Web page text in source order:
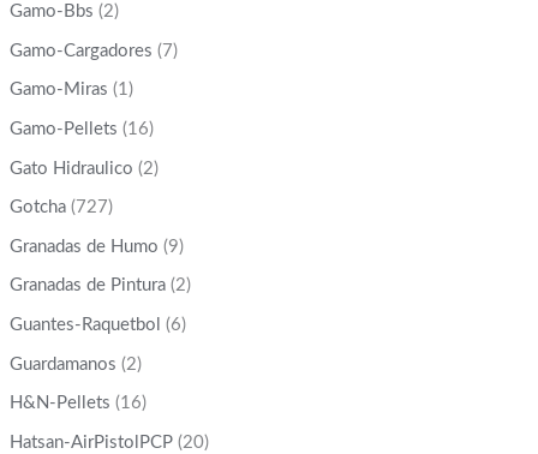
Gamo-Bbs (2)
Gamo-Cargadores (7)
Gamo-Miras (1)
Gamo-Pellets (16)
Gato Hidraulico (2)
Gotcha (727)
Granadas de Humo (9)
Granadas de Pintura (2)
Guantes-Raquetbol (6)
Guardamanos (2)
H&N-Pellets (16)
Hatsan-AirPistolPCP (20)